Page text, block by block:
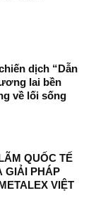
dịch “Dẫn
lai bền
về lối sống
QUỐC TẾ
GIẢI PHÁP
VIỆT